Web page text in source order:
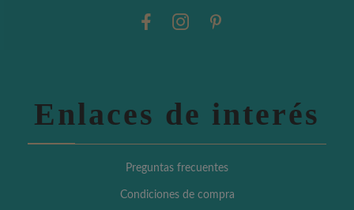
Enlaces de interés
Preguntas frecuentes
Condiciones de compra